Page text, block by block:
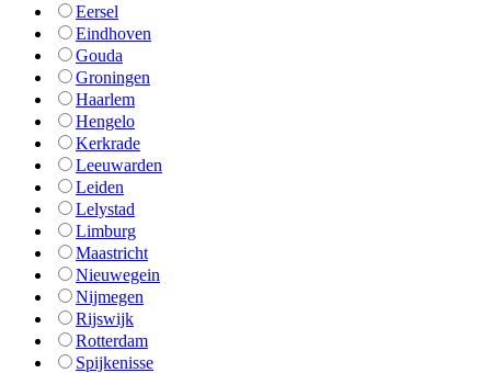
Eersel
Eindhoven
Gouda
Groningen
Haarlem
Hengelo
Kerkrade
Leeuwarden
Leiden
Lelystad
Limburg
Maastricht
Nieuwegein
Nijmegen
Rijswijk
Rotterdam
Spijkenisse